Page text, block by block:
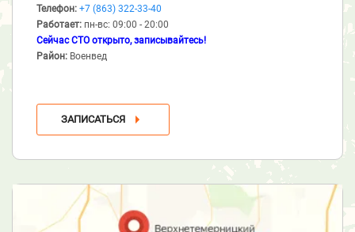
Телефон: +7 (863) 322-33-40
Работает: пн-вс: 09:00 - 20:00
Сейчас СТО открыто, записывайтесь!
Район: Военвед
ЗАПИСАТЬСЯ